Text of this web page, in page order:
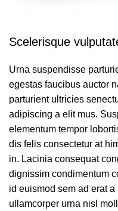
Scelerisque
Urna suspendisse
egestas faucibus auctor
parturient ultricies
adipiscing a elit mus.
elementum tempor
dis felis consectetur at
in. Lacinia consequat
dignissim condimentum
id euismod sem ad erat
ullamcorper urna nisl